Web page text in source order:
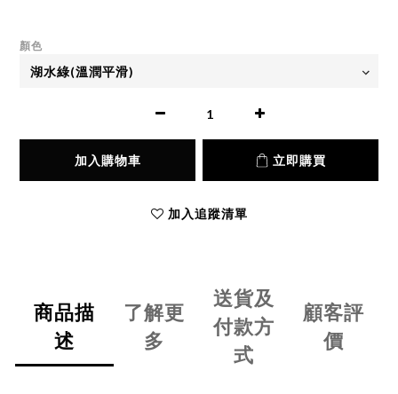
顏色
加入購物車 立即購買
加入追蹤清單
商品描
述
了解更
多
送貨及
付款方
式
顧客評
價